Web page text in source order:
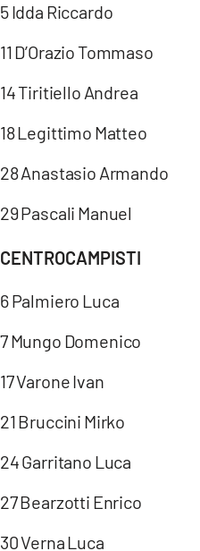
5 Idda Riccardo
11 D’Orazio Tommaso
14 Tiritiello Andrea
18 Legittimo Matteo
28 Anastasio Armando
29 Pascali Manuel
CENTROCAMPISTI
6 Palmiero Luca
7 Mungo Domenico
17 Varone Ivan
21 Bruccini Mirko
24 Garritano Luca
27 Bearzotti Enrico
30 Verna Luca